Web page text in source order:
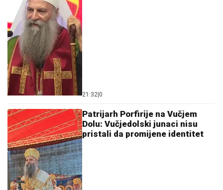
21:32 0
Patrijarh Porfirije na Vučjem
Dolu: Vučjedolski junaci nisu
pristali da promijene identitet